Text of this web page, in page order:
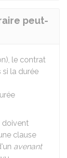
peut-
le contrat
si la durée
doivent
clause
avenant